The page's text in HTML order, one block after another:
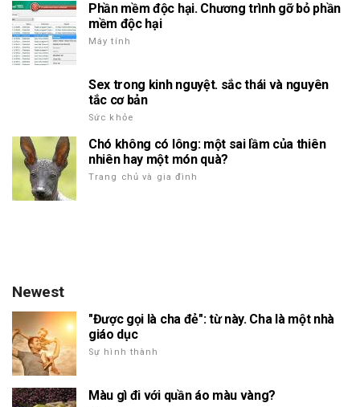
Phần mềm độc hại. Chương trình gỡ bỏ phần
mềm độc hại
Máy tính
Sex trong kinh nguyệt. sắc thái và nguyên
tắc cơ bản
Sức khỏe
Chó không có lông: một sai lầm của thiên
nhiên hay một món quà?
Trang chủ và gia đình
Newest
"Được gọi là cha đẻ": từ này. Cha là một nhà
giáo dục
Sự hình thành
Màu gì đi với quần áo màu vàng?